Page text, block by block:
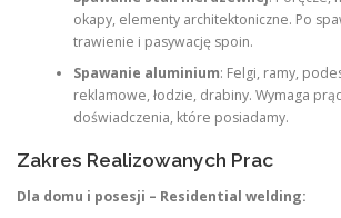
okapy, elementy architektoniczne. Po
trawienie i pasywację spoin.
Spawanie aluminium: Felgi, ramy,
reklamowe, łodzie, drabiny. Wymaga
doświadczenia, które posiadamy.
Zakres Realizowanych Prac
Dla domu i posesji – Residential welding: